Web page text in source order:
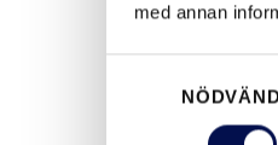
med annan